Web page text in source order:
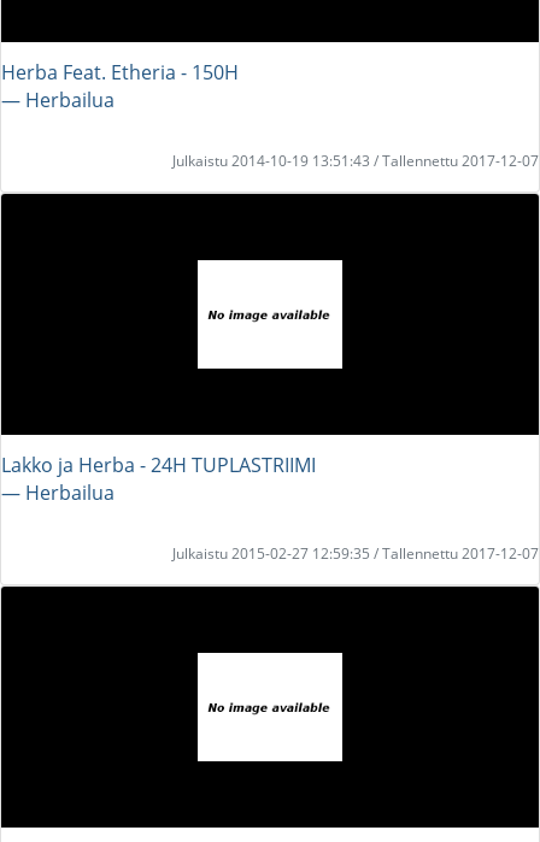
Herba Feat. Etheria - 150H
― Herbailua
Julkaistu 2014-10-19 13:51:43 / Tallennettu 2017-12-07
Lakko ja Herba - 24H TUPLASTRIIMI
― Herbailua
Julkaistu 2015-02-27 12:59:35 / Tallennettu 2017-12-07